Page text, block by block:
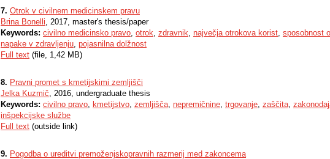
7. Otrok v civilnem medicinskem pravu
Brina Bonelli, 2017, master's thesis/paper
Keywords: civilno medicinsko pravo, otrok, zdravnik, največja otrokova korist, sposobnost
napake v zdravljenju, pojasnilna dolžnost
Full text (file, 1,42 MB)
8. Pravni promet s kmetijskimi zemljišči
Jelka Kuzmič, 2016, undergraduate thesis
Keywords: civilno pravo, kmetijstvo, zemljišča, nepremičnine, trgovanje, zaščita,
inšpekcijske službe
Full text (outside link)
9. Pogodba o ureditvi premoženjskopravnih razmerij med zakoncema